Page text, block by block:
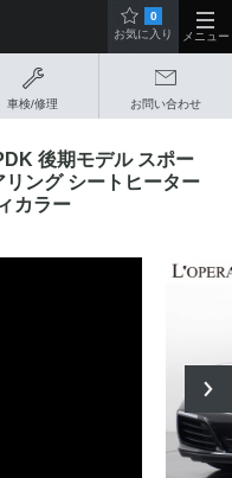
車検/修理 お問い合わせ
0
お気に入り
メニュー
後期モデル スポー
ング シートヒーター
カラー